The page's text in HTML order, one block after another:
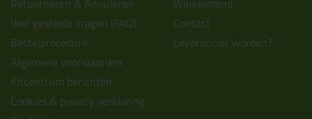
Veel gestelde vragen (FAQ)
Bestelprocedure
Algemene voorwaarden
Kitcentrum berichten
Cookies & privacy verklaring
Contact
Leverancier worden?